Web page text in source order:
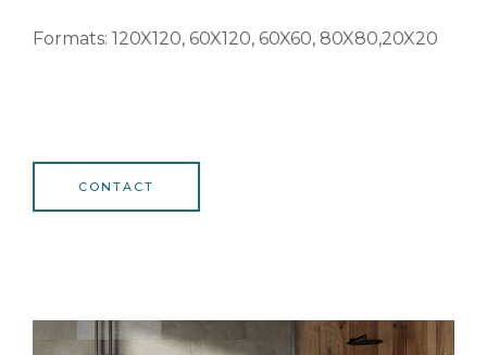
Formats: 120X120, 60X120, 60X60, 80X80,20X20
CONTACT